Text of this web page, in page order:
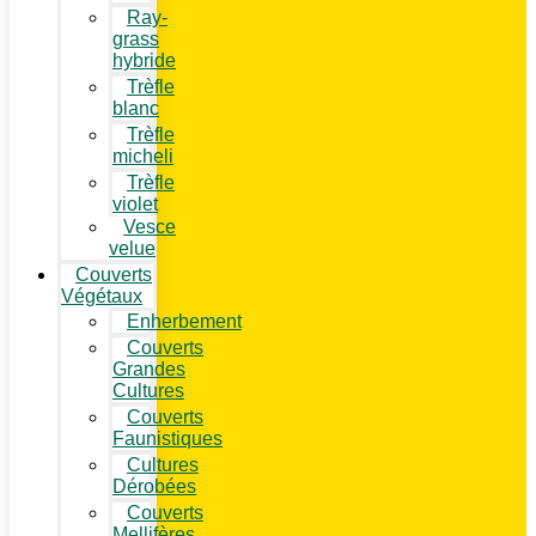
Ray-
grass
hybride
Trèfle
blanc
Trèfle
micheli
Trèfle
violet
Vesce
velue
Couverts
Végétaux
Enherbement
Couverts
Grandes
Cultures
Couverts
Faunistiques
Cultures
Dérobées
Couverts